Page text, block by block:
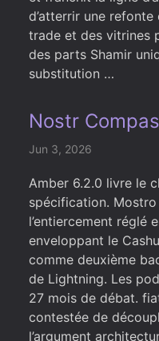
d’atterrir une refonte
trade et des vitrines
des parts Shamir
substitution …
Nostr
Jun 3, 2026
Amber 6.2.0 livre le
spécification.
l’entiercement réglé
enveloppant le
comme deuxième
de Lightning. Les
27 mois de débat.
contestée de
l’argument